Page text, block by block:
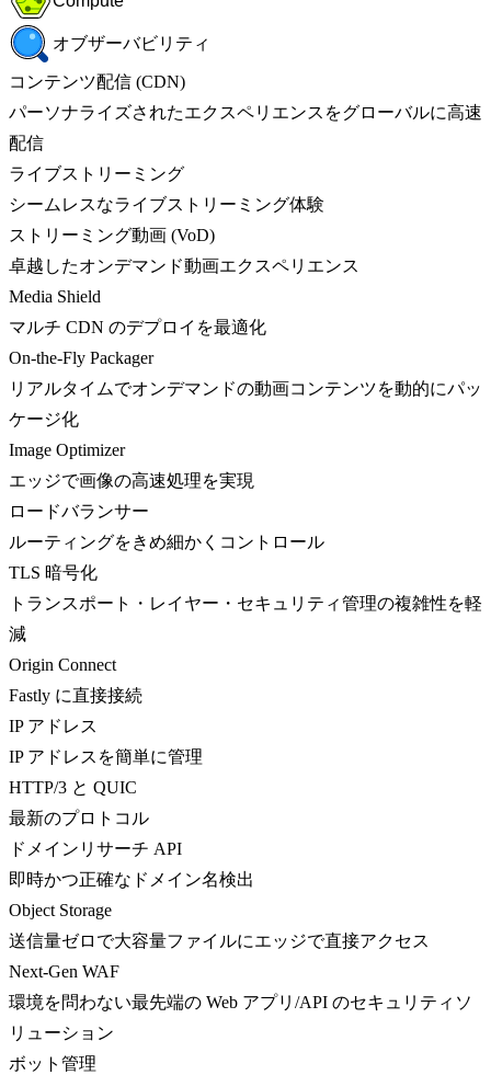
オブザーバビリティ
コンテンツ配信 (CDN)
パーソナライズされたエクスペリエンスをグローバルに高速
配信
ライブストリーミング
シームレスなライブストリーミング体験
ストリーミング動画 (VoD)
卓越したオンデマンド動画エクスペリエンス
Media Shield
マルチ CDN のデプロイを最適化
On-the-Fly Packager
リアルタイムでオンデマンドの動画コンテンツを動的にパッ
ケージ化
Image Optimizer
エッジで画像の高速処理を実現
ロードバランサー
ルーティングをきめ細かくコントロール
TLS 暗号化
トランスポート・レイヤー・セキュリティ管理の複雑性を軽
減
Origin Connect
Fastly に直接接続
IP アドレス
IP アドレスを簡単に管理
HTTP/3 と QUIC
最新のプロトコル
ドメインリサーチ API
即時かつ正確なドメイン名検出
Object Storage
送信量ゼロで大容量ファイルにエッジで直接アクセス
Next-Gen WAF
環境を問わない最先端の Web アプリ/API のセキュリティソ
リューション
ボット管理